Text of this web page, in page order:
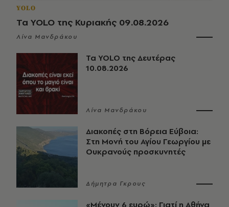
YOLO
Τα YOLO της Κυριακής 09.08.2026
Λίνα Μανδράκου
Τα YOLO της Δευτέρας
10.08.2026
Λίνα Μανδράκου
Διακοπές στη Βόρεια Εύβοια:
Στη Μονή του Αγίου Γεωργίου με
Ουκρανούς προσκυνητές
Δήμητρα Γκρους